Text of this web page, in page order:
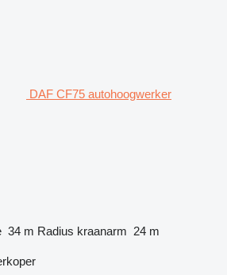
DAF CF75 autohoogwerker
34 m Radius kraanarm 24 m